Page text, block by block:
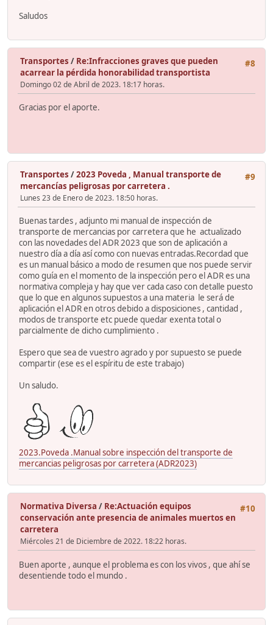
Saludos
#8
Transportes / Re:Infracciones graves que pueden
acarrear la pérdida honorabilidad transportista
Domingo 02 de Abril de 2023. 18:17 horas.
Gracias por el aporte.
#9
Transportes /2023 Poveda , Manual transporte de
mercancías peligrosas por carretera .
Lunes 23 de Enero de 2023. 18:50 horas.
Buenas tardes , adjunto mi manual de inspección de
transporte de mercancias por carretera que he actualizado
con las novedades del ADR 2023 que son de aplicación a
nuestro día a día así como con nuevas entradas.Recordad que
es un manual básico a modo de resumen que nos puede servir
como guía en el momento de la inspección pero el ADR es una
normativa compleja y hay que ver cada caso con detalle puesto
que lo que en algunos supuestos a una materia le será de
aplicación el ADR en otros debido a disposiciones , cantidad ,
modos de transporte etc puede quedar exenta total o
parcialmente de dicho cumplimiento .
Espero que sea de vuestro agrado y por supuesto se puede
compartir (ese es el espíritu de este trabajo)
Un saludo.
2023.Poveda .Manual sobre inspección del transporte de
mercancias peligrosas por carretera (ADR2023)
#10
Normativa Diversa / Re:Actuación equipos
conservación ante presencia de animales muertos en
carretera
Miércoles 21 de Diciembre de 2022. 18:22 horas.
Buen aporte , aunque el problema es con los vivos , que ahí se
desentiende todo el mundo .